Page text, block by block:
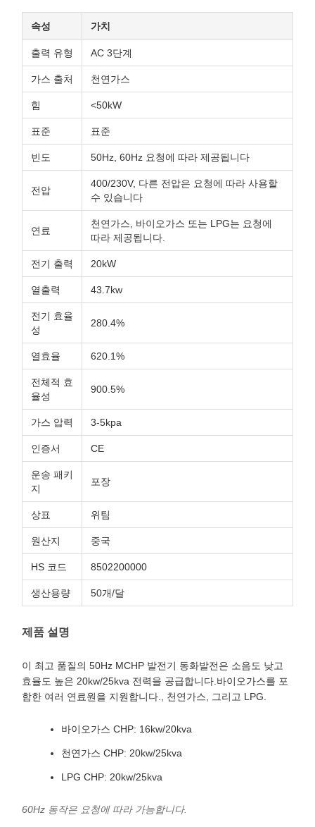
속성 가치
출력 유형 AC 3단계
가스 출처 천연가스
힘 <50kW
표준 표준
빈도 50Hz, 60Hz 요청에 따라 제공됩니다
전압
400/230V, 다른 전압은 요청에 따라 사용할
수 있습니다
연료
천연가스, 바이오가스 또는 LPG는 요청에
따라 제공됩니다.
전기 출력 20kW
열출력 43.7kw
전기 효율
성
280.4%
열효율 620.1%
전체적 효
율성
900.5%
가스 압력 3-5kpa
인증서 CE
운송 패키
지
포장
상표 위팀
원산지 중국
HS 코드 8502200000
생산용량 50개/달
제품 설명
이 최고 품질의 50Hz MCHP 발전기 동화발전은 소음도 낮고
효율도 높은 20kw/25kva 전력을 공급합니다.바이오가스를 포
함한 여러 연료원을 지원합니다., 천연가스, 그리고 LPG.
바이오가스 CHP: 16kw/20kva
천연가스 CHP: 20kw/25kva
LPG CHP: 20kw/25kva
60Hz 동작은 요청에 따라 가능합니다.